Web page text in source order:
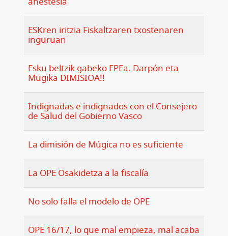
ESKren iritzia Fiskaltzaren txostenaren
inguruan
Esku beltzik gabeko EPEa. Darpón eta
Mugika DIMISIOA!!
Indignadas e indignados con el Consejero
de Salud del Gobierno Vasco
La dimisión de Múgica no es suficiente
La OPE Osakidetza a la fiscalía
No solo falla el modelo de OPE
OPE 16/17, lo que mal empieza, mal acaba